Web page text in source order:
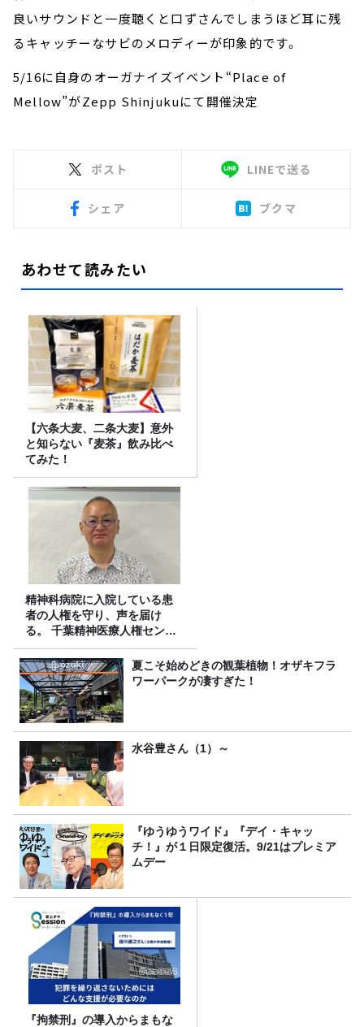
良いサウンドと一度聴くと口ずさんでしまうほど耳に残
るキャッチーなサビのメロディーが印象的です。
5/16に自身のオーガナイズイベント“Place of
Mellow”がZepp Shinjukuにて開催決定
ポスト LINEで送る
シェア ブクマ
あわせて読みたい
【六条大麦、二条大麦】意外
と知らない『麦茶』飲み比べ
てみた！
精神科病院に入院している患
者の人権を守り、声を届け
る。 千葉精神医療人権センタ
ーの取り組み
夏こそ始めどきの観葉植物！オザキフラ
ワーパークが凄すぎた！
水谷豊さん（1）～
『ゆうゆうワイド』『デイ・キャッ
チ！』が１日限定復活。9/21はプレミア
ムデー
『拘禁刑』の導入からまもな